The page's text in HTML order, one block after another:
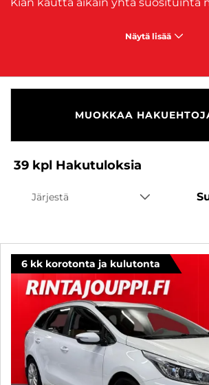
Näytä lisää
MUOKKAA
39 kpl Hakutuloksia
Järjestä
6 kk korotonta ja kulutonta